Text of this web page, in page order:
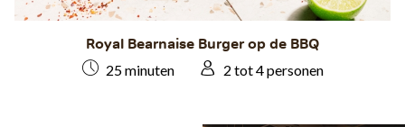
Royal Bearnaise Burger op de BBQ
25 minuten 2 tot 4 personen